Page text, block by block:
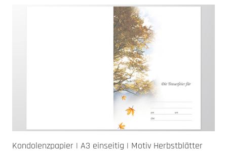
Kondolenzpapier | A3 einseitig | Motiv Herbstblätter